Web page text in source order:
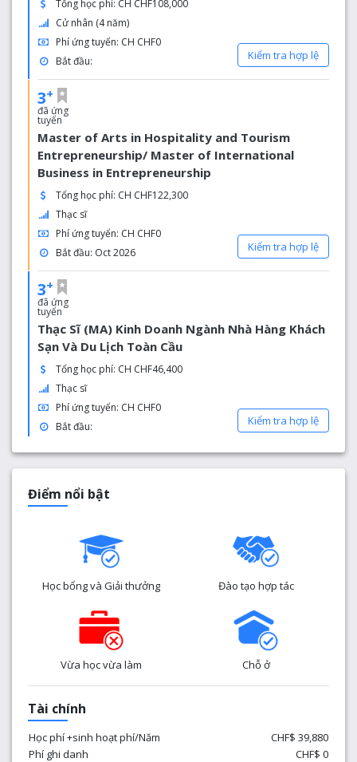
Tổng học phí: CH CHF108,000
Cử nhân (4 năm)
Phí ứng tuyển: CH CHF0
Bắt đầu:
Kiểm tra hợp lệ
3+
đã ứng
tuyển
Master of Arts in Hospitality and Tourism
Entrepreneurship/ Master of International
Business in Entrepreneurship
Tổng học phí: CH CHF122,300
Thạc sĩ
Phí ứng tuyển: CH CHF0
Bắt đầu: Oct 2026
Kiểm tra hợp lệ
3+
đã ứng
tuyển
Thạc Sĩ (MA) Kinh Doanh Ngành Nhà Hàng Khách
Sạn Và Du Lịch Toàn Cầu
Tổng học phí: CH CHF46,400
Thạc sĩ
Phí ứng tuyển: CH CHF0
Bắt đầu:
Kiểm tra hợp lệ
Điểm nổi bật
Học bổng và Giải thưởng Đào tạo hợp tác
Vừa học vừa làm Chỗ ở
Tài chính
Học phí +sinh hoạt phí/Năm
CHF$ 39,880
Phí ghi danh
CHF$ 0